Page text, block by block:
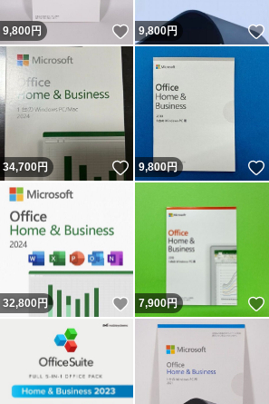
いいね！
9,800円 いいね！
9,800円
いいね！
34,700円 いいね！
9,800円
いいね！
32,800 円 いいね！
7,900円